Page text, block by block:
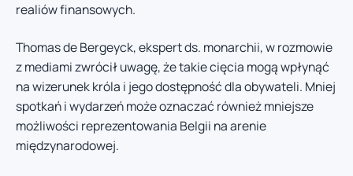
realiów finansowych.
Thomas de Bergeyck, ekspert ds. monarchii, w rozmowie
z mediami zwrócił uwagę, że takie cięcia mogą wpłynąć
na wizerunek króla i jego dostępność dla obywateli. Mniej
spotkań i wydarzeń może oznaczać również mniejsze
możliwości reprezentowania Belgii na arenie
międzynarodowej.